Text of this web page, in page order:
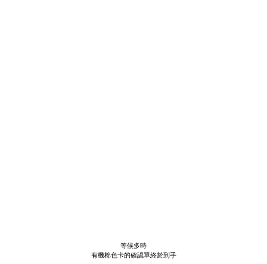
等候多時
有機棉色卡的確認單終於到手